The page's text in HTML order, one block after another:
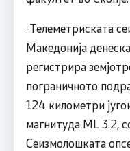
-Телеметриската
Македонија
регистрира
пограничното
124 километри
магнитуда ML 3.2,
Сеизмолошката